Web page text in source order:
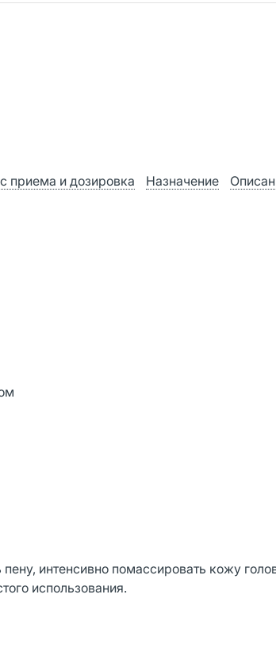
приема и дозировка Назначение
интенсивно помассировать кожу
использования.